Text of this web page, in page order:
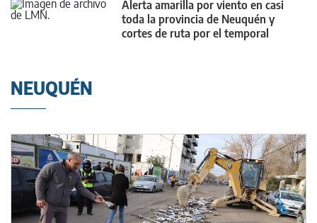
Alerta amarilla por viento en casi
toda la provincia de Neuquén y
cortes de ruta por el temporal
NEUQUÉN